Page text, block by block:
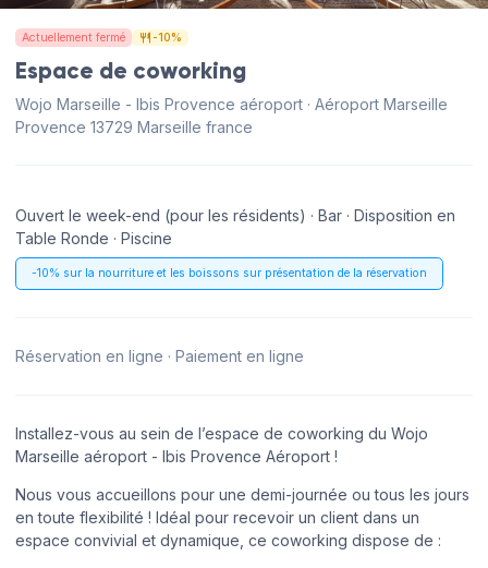
Actuellement fermé -10%
Espace de coworking
Wojo Marseille - Ibis Provence aéroport · Aéroport Marseille
Provence 13729 Marseille france
Ouvert le week-end (pour les résidents) · Bar · Disposition en
Table Ronde · Piscine
-10% sur la nourriture et les boissons sur présentation de la réservation
Réservation en ligne · Paiement en ligne
Installez-vous au sein de l’espace de coworking du Wojo
Marseille aéroport - Ibis Provence Aéroport !
Nous vous accueillons pour une demi-journée ou tous les jours
en toute flexibilité ! Idéal pour recevoir un client dans un
espace convivial et dynamique, ce coworking dispose de :